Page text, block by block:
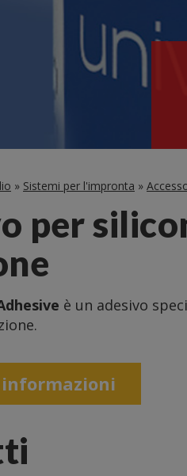
» Sistemi per l'impronta »
per
è un adesivo